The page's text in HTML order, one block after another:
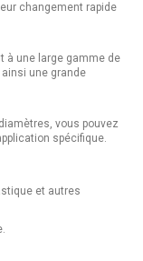
changement rapide
à une large gamme de
une grande
vous pouvez
spécifique.
et autres